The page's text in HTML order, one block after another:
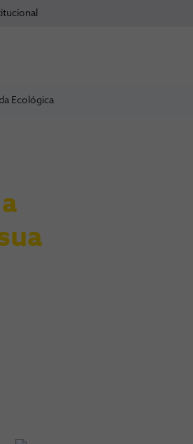
Ecológica